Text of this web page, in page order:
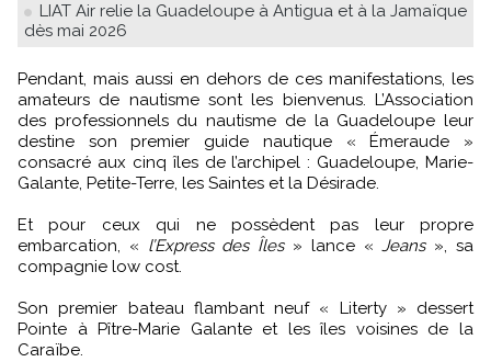
LIAT Air relie la Guadeloupe à Antigua et à la Jamaïque
dès mai 2026
Pendant, mais aussi en dehors de ces manifestations, les
amateurs de nautisme sont les bienvenus. L’Association
des professionnels du nautisme de la Guadeloupe leur
destine son premier guide nautique « Émeraude »
consacré aux cinq îles de l’archipel : Guadeloupe, Marie-
Galante, Petite-Terre, les Saintes et la Désirade.
Et pour ceux qui ne possèdent pas leur propre
embarcation, « l’Express des Îles» lance « Jeans», sa
compagnie low cost.
Son premier bateau flambant neuf « Literty » dessert
Pointe à Pître-Marie Galante et les îles voisines de la
Caraïbe.